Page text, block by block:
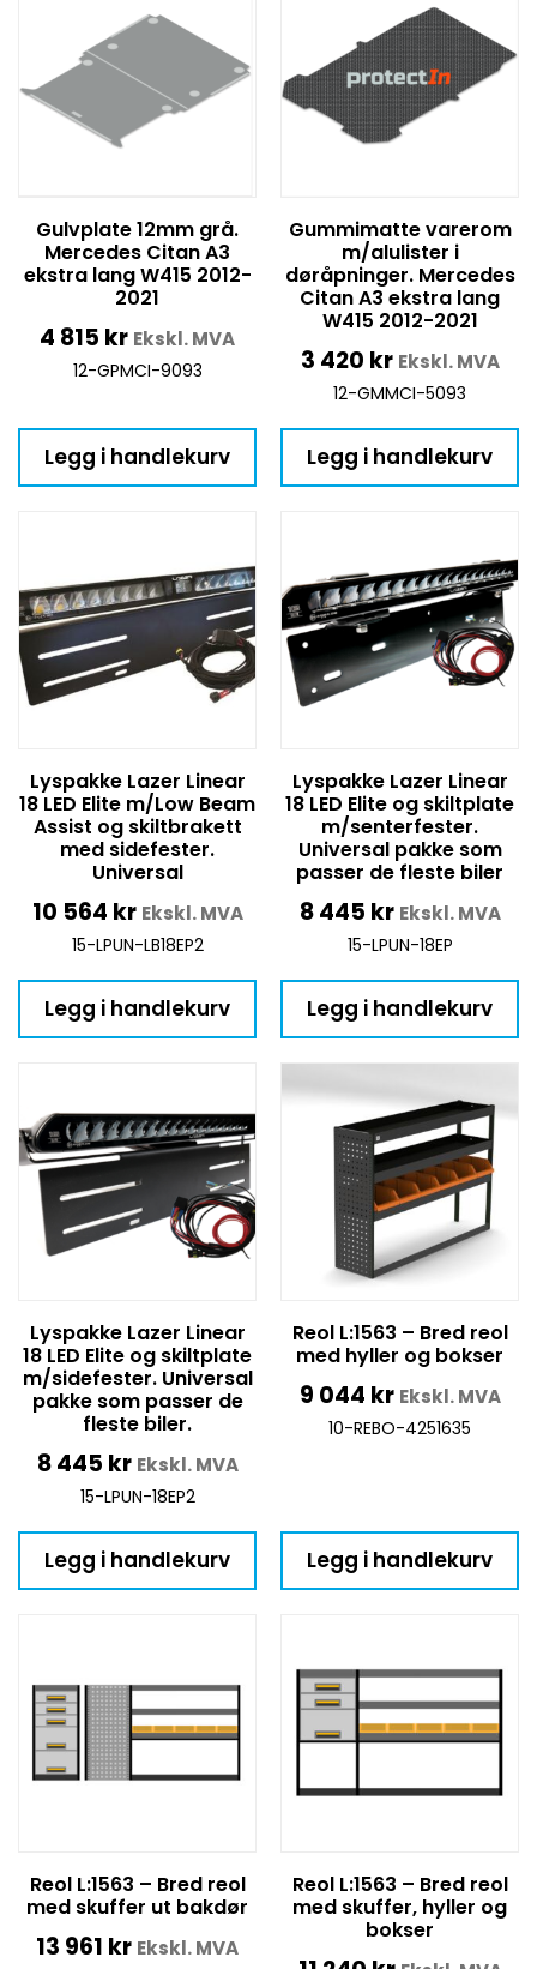
Gulvplate 12mm grå.
Mercedes Citan A3
ekstra lang W415 2012-
2021
4 815 kr Ekskl. MVA
12-GPMCI-9093
Legg i handlekurv
Gummimatte varerom
m/alulister i
døråpninger. Mercedes
Citan A3 ekstra lang
W415 2012-2021
3 420 kr Ekskl. MVA
12-GMMCI-5093
Legg i handlekurv
Lyspakke Lazer Linear
18 LED Elite m/Low Beam
Assist og skiltbrakett
med sidefester.
Universal
10 564 kr Ekskl. MVA
15-LPUN-LB18EP2
Legg i handlekurv
Lyspakke Lazer Linear
18 LED Elite og skiltplate
m/senterfester.
Universal pakke som
passer de fleste biler
8 445 kr Ekskl. MVA
15-LPUN-18EP
Legg i handlekurv
Lyspakke Lazer Linear
18 LED Elite og skiltplate
m/sidefester. Universal
pakke som passer de
fleste biler.
8 445 kr Ekskl. MVA
15-LPUN-18EP2
Legg i handlekurv
Reol L:1563 – Bred reol
med hyller og bokser
9 044 kr Ekskl. MVA
10-REBO-4251635
Legg i handlekurv
Reol L:1563 – Bred reol
med skuffer ut bakdør
13 961 kr Ekskl. MVA
Reol L:1563 – Bred reol
med skuffer, hyller og
bokser